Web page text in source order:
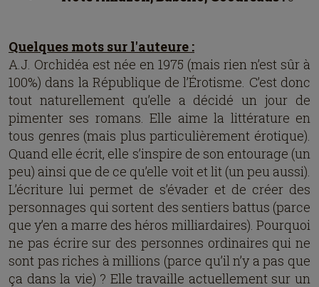
Quelques mots sur l'auteure :
A.J. Orchidéa est née en 1975 (mais rien n’est sûr à
100%) dans la République de l’Érotisme. C’est donc
tout naturellement qu’elle a décidé un jour de
pimenter ses romans. Elle aime la littérature en
tous genres (mais plus particulièrement érotique).
Quand elle écrit, elle s’inspire de son entourage (un
peu) ainsi que de ce qu’elle voit et lit (un peu aussi).
L’écriture lui permet de s’évader et de créer des
personnages qui sortent des sentiers battus (parce
que y’en a marre des héros milliardaires). Pourquoi
ne pas écrire sur des personnes ordinaires qui ne
sont pas riches à millions (parce qu’il n’y a pas que
ça dans la vie) ? Elle travaille actuellement sur un